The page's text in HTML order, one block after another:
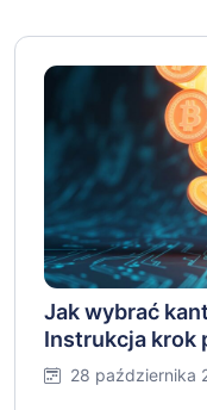
Jak wybrać
Instrukcja krok
28 października